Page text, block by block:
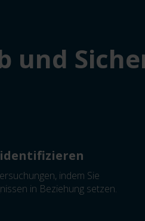
und
indem Sie
in Beziehung setzen.